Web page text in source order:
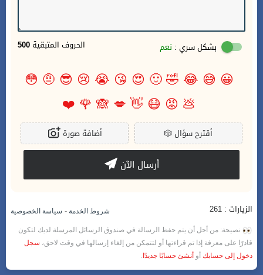
500 الحروف المتبقية بشكل سري : نعم
😀
😅
😂
🤣
🙂
😍
😘
😭
😢
😎
🤨
😳
💩
😡
😷
👋
💋
🙈
🌹
❤️
🎲أقترح سؤال أضافة صورة
أرسال الآن
الزيارات : 261 شروط الخدمة - سياسة الخصوصية
نصيحة: من أجل أن يتم حفظ الرسالة في صندوق الرسائل المرسلة لديك لتكون
قادرًا على معرفة إذا تم قراءتها أو لتتمكن من إلغاء إرسالها في وقت لاحق، سجل
دخول إلى حسابك أو أنشئ حسابًا جديدًا .